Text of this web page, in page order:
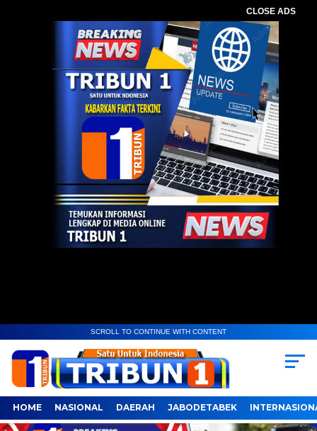
CLOSE ADS
SCROLL TO CONTINUE WITH CONTENT
HOME NASIONAL DAERAH JABODETABEK